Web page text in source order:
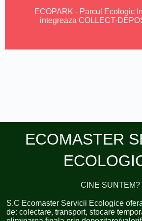
ECOPARK - Parcul Ecologic
integreaza COLLECT-
ECOMASTER
CINE SUNTEM?
S.C Ecomaster Servicii Ecologice
de: colectare, transport, stocare